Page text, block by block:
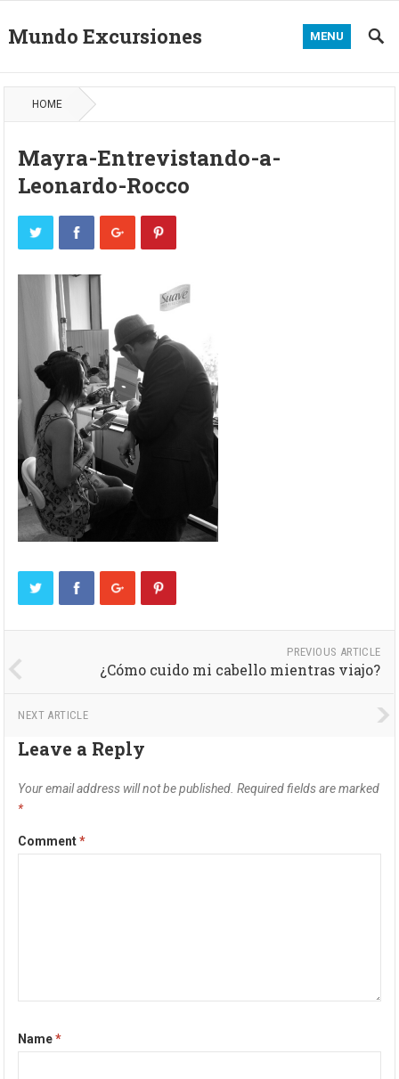
Mundo Excursiones MENU
HOME
Mayra-Entrevistando-a-
Leonardo-Rocco
PREVIOUS ARTICLE
¿Cómo cuido mi cabello mientras viajo?
NEXT ARTICLE
Leave a Reply
Your email address will not be published. Required fields are marked
*
Comment*
Name*